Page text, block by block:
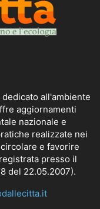
all'ambiente
aggiornamenti
nazionale e
realizzate nei
e favorire
presso il
del 22.05.2007).